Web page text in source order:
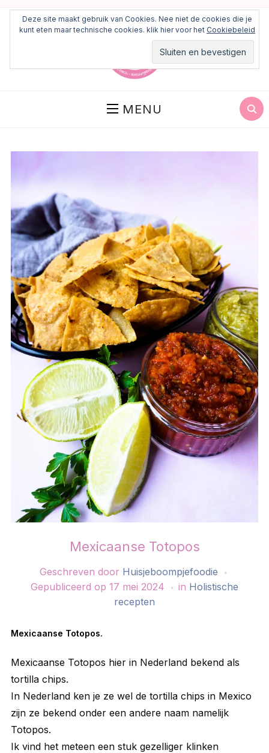
MENU
Mexicaanse Totopos
Geschreven door Huisjeboompjefoodie
Gepubliceerd op 17 mei 2024 in Holistische
recepten
Mexicaanse Totopos.
Mexicaanse Totopos hier in Nederland bekend als
tortilla chips.
In Nederland ken je ze wel de tortilla chips in Mexico
zijn ze bekend onder een andere naam namelijk
Totopos.
Ik vind het meteen een stuk gezelliger klinken
Deze site maakt gebruik van Cookies. Nee niet de cookies die je
kunt eten maar technische cookies. klik hier voor het Cookiebeleid